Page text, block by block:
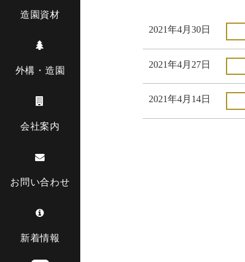
造園資材
外構・造園
会社案内
お問い合わせ
新着情報
2021年4月30日
2021年4月27日
2021年4月14日